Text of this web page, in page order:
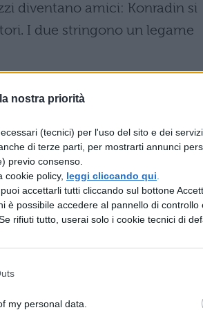
nostra priorità
(tecnici) per l'uso del sito e dei
di terze parti, per mostrarti annunci
previo consenso.
cookie policy, leggi cliccando qui
accettarli tutti cliccando sul bottone
è possibile accedere al pannello di controllo
rifiuti tutto, userai solo i cookie tecnici di
my personal data.
diventano amici: Konradin si
I due stringono un legame
DI FRED UHLMAN
non invita mai Hans a
addirittura, Konradin, che
l’amico, fingendo di non
gli confessa che purtroppo i
e non vogliono che il